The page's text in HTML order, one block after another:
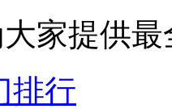
家提供
排行